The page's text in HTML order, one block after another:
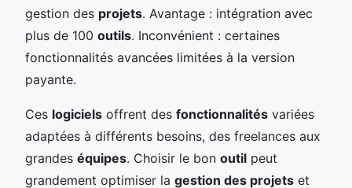
gestion des projets. Avantage : intégration avec
plus de 100 outils. Inconvénient : certaines
fonctionnalités avancées limitées à la version
payante.
Ces logiciels offrent des fonctionnalités variées
adaptées à différents besoins, des freelances aux
grandes équipes. Choisir le bon outil peut
grandement optimiser la gestion des projets et